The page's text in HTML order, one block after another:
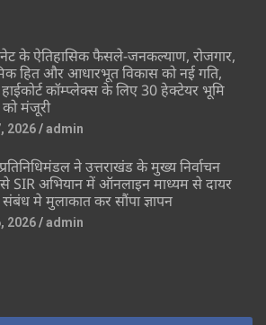
के ऐतिहासिक फैसले-जनकल्याण, रोजगार,
हित और आधारभूत विकास को नई गति,
हाईकोर्ट कॉम्प्लेक्स के लिए 30 हेक्टेयर भूमि
मंजूरी
2026 admin
ने उत्तराखंड के मुख्य निर्वाचन
से SIR अभियान में ऑनलाइन माध्यम से दायर
मे मुलाकात कर सौंपा ज्ञापन
2026 admin